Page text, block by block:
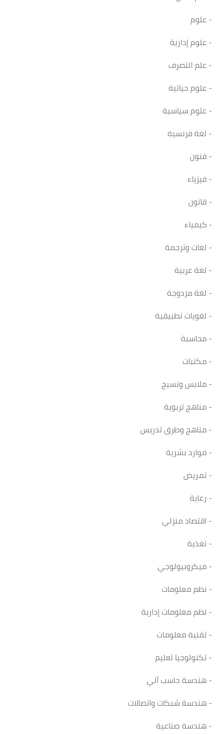
- علوم
- علوم إدارية
- علم التصرف
- علوم حياتية
- علوم سياسية
- لغة فرنسية
- فنون
- فيزياء
- قانون
- كيمياء
- لغات وترجمة
- لغة عربية
- لغة مزدوجة
- لغويات تطبيقية
- محاسبة
- مكتبات
- ملابس ونسيج
- مناهج تربوية
- مناهج وطرق تدريس
- موارد بشرية
- تمريض
- رعاية
- اقتصاد منزلي
- تغذية
- ميكروبيولوجي
- نظم معلومات
- نظم معلومات إدارية
- تقنية معلومات
- تكنولوجيا تعليم
- هندسة حاسب آلي
- هندسة شبكات واتصالات
- هندسة صناعية